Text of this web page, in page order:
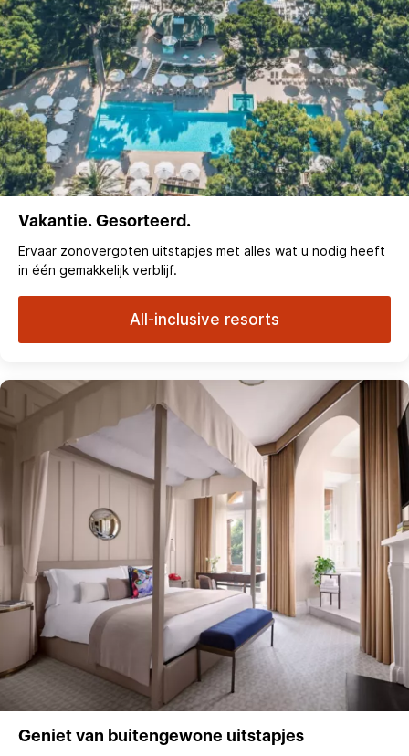
Vakantie. Gesorteerd.
Ervaar zonovergoten uitstapjes met alles wat u nodig heeft
in één gemakkelijk verblijf.
All-inclusive resorts
Geniet van buitengewone uitstapjes